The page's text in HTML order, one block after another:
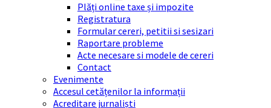
Plăți online taxe și impozite
Registratura
Formular cereri, petitii si sesizari
Raportare probleme
Acte necesare si modele de cereri
Contact
Evenimente
Accesul cetățenilor la informații
Acreditare jurnaliști